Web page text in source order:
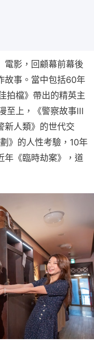
電影，回顧幕前幕後
故事。當中包括60年
拍檔》帶出的精英主
至上，《警察故事III
新人類》的世代交
》的人性考驗，10年
年《臨時劫案》，道